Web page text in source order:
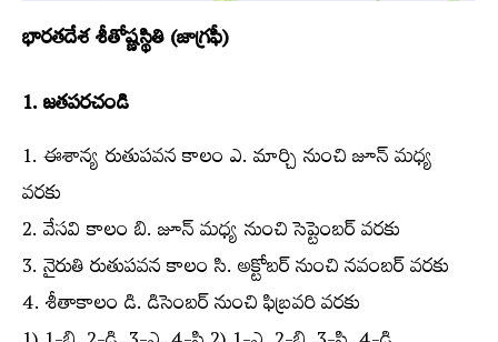
భారతదేశ శీతోష్ణస్థితి (జాగ్రఫీ)
1. జతపరచండి
1. ఈశాన్య రుతుపవన కాలం ఎ. మార్చి నుంచి జూన్‌ మధ్య
వరకు
2. వేసవి కాలం బి. జూన్‌ మధ్య నుంచి సెప్టెంబర్‌ వరకు
3. నైరుతి రుతుపవన కాలం సి. అక్టోబర్‌ నుంచి నవంబర్‌ వరకు
4. శీతాకాలం డి. డిసెంబర్‌ నుంచి ఫిబ్రవరి వరకు